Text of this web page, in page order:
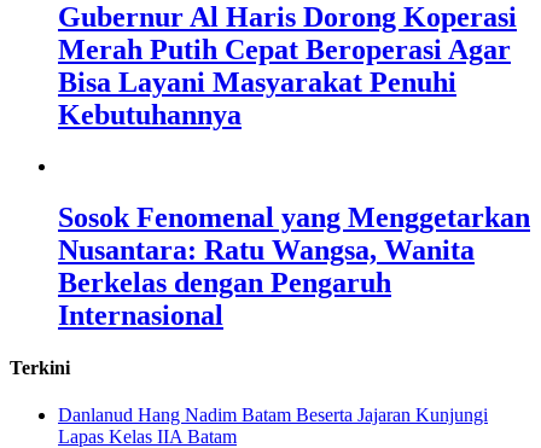
Gubernur Al Haris Dorong Koperasi
Merah Putih Cepat Beroperasi Agar
Bisa Layani Masyarakat Penuhi
Kebutuhannya
Sosok Fenomenal yang Menggetarkan
Nusantara: Ratu Wangsa, Wanita
Berkelas dengan Pengaruh
Internasional
Terkini
Danlanud Hang Nadim Batam Beserta Jajaran Kunjungi
Lapas Kelas IIA Batam